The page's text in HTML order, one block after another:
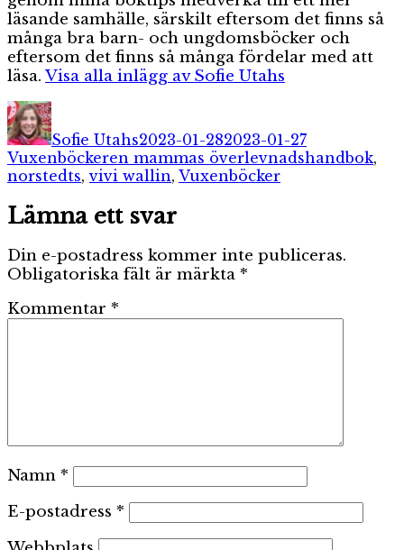
läsande samhälle, särskilt eftersom det finns så
många bra barn- och ungdomsböcker och
eftersom det finns så många fördelar med att
läsa. Visa alla inlägg av Sofie Utahs
Författare
Sofie Utahs2023-01-282023-01-27
VuxenböckerEtiketter
en mammas överlevnadshandbok,
norstedts,vivi wallin, Vuxenböcker
Lämna ett svar
Din e-postadress kommer inte publiceras.
Obligatoriska fält är märkta *
Kommentar *
Namn *
E-postadress *